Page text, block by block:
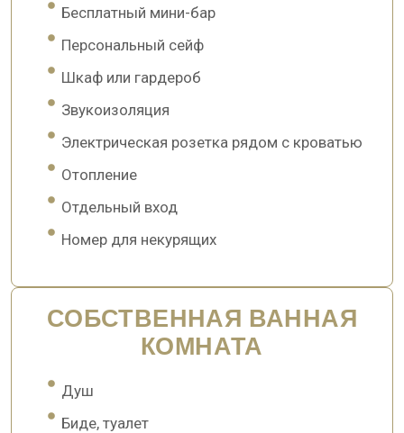
Бесплатный мини-бар
Персональный сейф
Шкаф или гардероб
Звукоизоляция
Электрическая розетка рядом с кроватью
Отопление
Отдельный вход
Номер для некурящих
СОБСТВЕННАЯ ВАННАЯ
КОМНАТА
Душ
Биде, туалет